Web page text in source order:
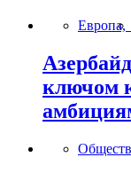
Европа,
ключом